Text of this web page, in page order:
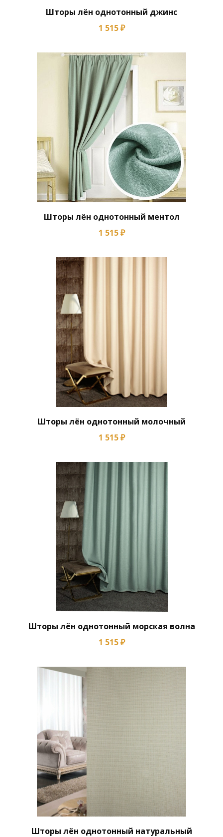
Шторы лён однотонный джинс
1 515 ₽
Шторы лён однотонный ментол
1 515 ₽
Шторы лён однотонный молочный
1 515 ₽
Шторы лён однотонный морская волна
1 515 ₽
Шторы лён однотонный натуральный